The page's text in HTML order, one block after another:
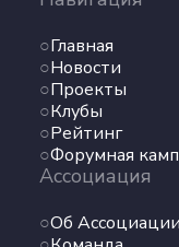
Главная
Новости
Проекты
Клубы
Рейтинг
Форумная
Ассоциация
Об Ассоциации
Новости
Проекты
Клубы
Рейтинг
Форумная
Команда